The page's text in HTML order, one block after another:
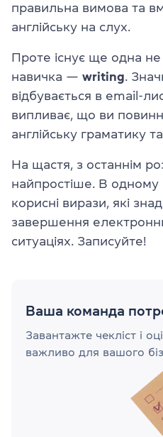
правильна вимова та
англійську на слух.
Проте існує ще одна
навичка — writing .
відбувається в email-
випливає, що ви
англійську граматику
На щастя, з останнім
найпростіше. В одному
корисні вирази, які
завершення
ситуаціях. Записуйте!
Ваша команда
Завантажте чекліст і
важливо для вашого